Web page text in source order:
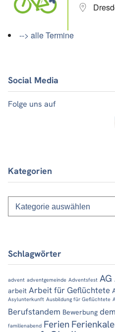
--> alle Termine
Social Media
Folge uns auf
Kategorien
Kategorien
Schlagwörter
advent adventgemeinde Adventsfest
arbeit Arbeit für Geflüchtete
Asylunterkunft Ausbildung für Geflüchtete
Berufstandem Bewerbung
familienabend Ferien